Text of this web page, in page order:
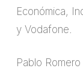
Económica,
y Vodafone.
Pablo